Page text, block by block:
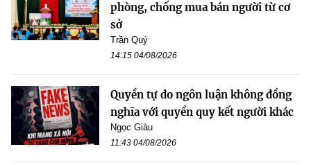
phòng, chống mua bán người từ cơ
sở
Trần Quý
14:15 04/08/2026
Quyền tự do ngôn luận không đồng
nghĩa với quyền quy kết người khác
Ngọc Giàu
11:43 04/08/2026